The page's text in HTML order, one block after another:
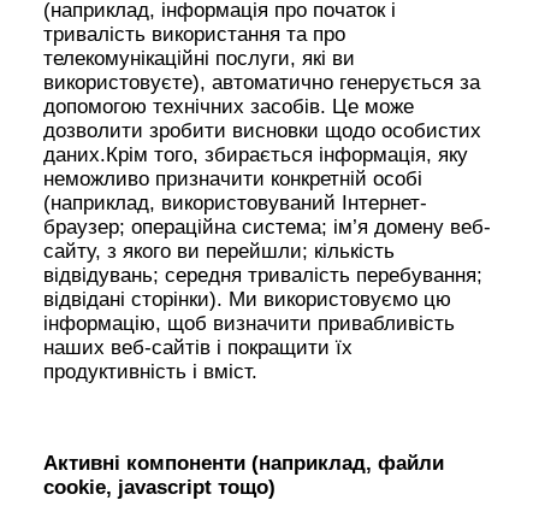
(наприклад, інформація про початок і
тривалість використання та про
телекомунікаційні послуги, які ви
використовуєте), автоматично генерується за
допомогою технічних засобів. Це може
дозволити зробити висновки щодо особистих
даних.Крім того, збирається інформація, яку
неможливо призначити конкретній особі
(наприклад, використовуваний Інтернет-
браузер; операційна система; ім’я домену веб-
сайту, з якого ви перейшли; кількість
відвідувань; середня тривалість перебування;
відвідані сторінки). Ми використовуємо цю
інформацію, щоб визначити привабливість
наших веб-сайтів і покращити їх
продуктивність і вміст.
Активні компоненти (наприклад, файли
cookie, javascript тощо)